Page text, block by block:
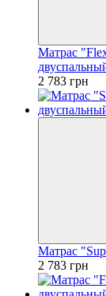
Матрас
2 783 грн
Матрас
2 783 грн